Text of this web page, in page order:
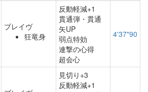
ブレイヴ
狂竜身
反動軽減+1
貫通弾・貫通
矢UP
弱点特効
連撃の心得
超会心
4'37"90
見切り+3
反動軽減+1